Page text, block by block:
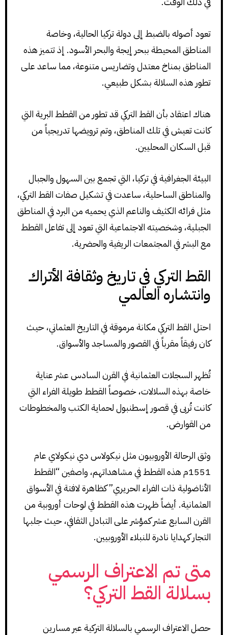
تعود أصوله بالضبط إلى دولة تركيا الحالية، وخاصة
المناطق المحيطة ببحر إيجة والبحر الأسود. إذ تتميز هذه
المناطق بمناخ معتدل وتضاريس متنوعة، مما ساعد على
تطور هذه السلالة بشكل طبيعي.
هناك اعتقاد بأن القط التركي قد تطور من القطط البرية التي
كانت تعيش في تلك المناطق، وتم ترويضها تدريجياً من
قبل السكان المحليين.
البيئة الجغرافية في تركيا، التي تجمع بين السهول والجبال
والمناطق الساحلية، ساعدت في تشكيل صفات القط التركي،
مثل فرائه الكثيف والناعم الذي يحميه من البرد في المناطق
الجبلية، وشخصيته الاجتماعية التي تعود إلى تفاعل القطط
مع البشر في المجتمعات الريفية والحضرية.
القط التركي في تاريخ وثقافة الأتراك
وانتشاره العالمي
احتل القط التركي مكانة مرموقة في التاريخ العثماني، حيث
كان رفيقاً مقرباً في القصور والمساجد والأسواق.
تُظهر السجلات العثمانية في القرن السادس عشر عناية
خاصة بهذه السلالات، خصوصاً القطط طويلة الفراء التي
كانت تُربى في قصور إسطنبول لحماية الكتب والمخطوطات
من القوارض.
وثق الرحالة الأوروبيون مثل نيكولاس دي نيكولاي عام
1551م هذه القطط في مشاهداتهم، واصفين “القطط
الأناضولية ذات الفراء الحريري” كظاهرة لافتة في الأسواق
العثمانية. أيضاً ظهرت هذه القطط في لوحات أوروبية من
القرن السابع عشر كمؤشر على التبادل الثقافي، حيث جلبها
التجار كهدايا نادرة للنبلاء الأوروبيين.
متى تم الاعتراف الرسمي
بسلالة القط التركي؟
حصل الاعتراف الرسمي بالسلالة التركية عبر مسارين